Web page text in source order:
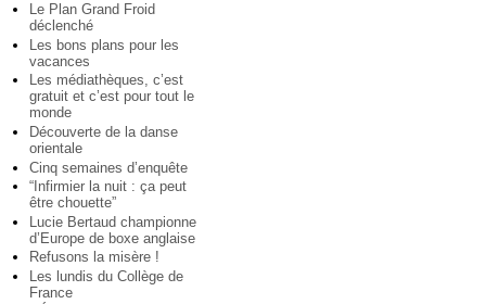
Le Plan Grand Froid
déclenché
Les bons plans pour les
vacances
Les médiathèques, c’est
gratuit et c’est pour tout le
monde
Découverte de la danse
orientale
Cinq semaines d’enquête
“Infirmier la nuit : ça peut
être chouette”
Lucie Bertaud championne
d’Europe de boxe anglaise
Refusons la misère !
Les lundis du Collège de
France